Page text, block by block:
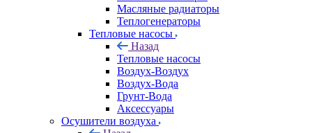
Масляные радиаторы
Теплогенераторы
Тепловые насосы
Назад
Тепловые насосы
Воздух-Воздух
Воздух-Вода
Грунт-Вода
Аксессуары
Осушители воздуха